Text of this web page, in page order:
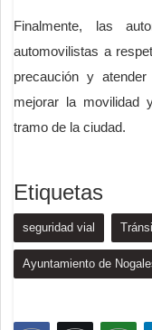
Finalmente, las
automovilistas a
precaución y
mejorar la movilidad
tramo de la ciudad.
Etiquetas
seguridad vial
Ayuntamiento de